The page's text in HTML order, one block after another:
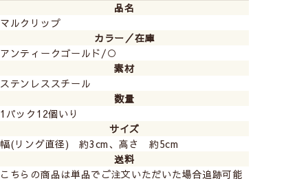
品名
マルクリップ
カラー／在庫
アンティークゴールド/○
素材
ステンレススチール
数量
1パック12個いり
サイズ
幅(リング直径) 約3cm、高さ 約5cm
送料
こちらの商品は単品でご注文いただいた場合追跡可能